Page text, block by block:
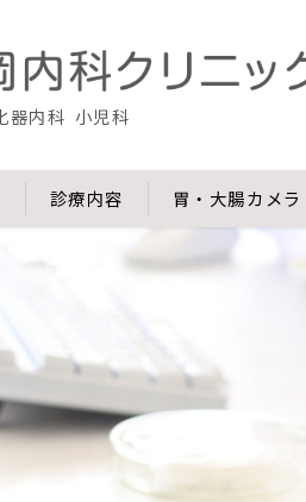
器内科 小児科
診療内容 胃・大腸カメラ